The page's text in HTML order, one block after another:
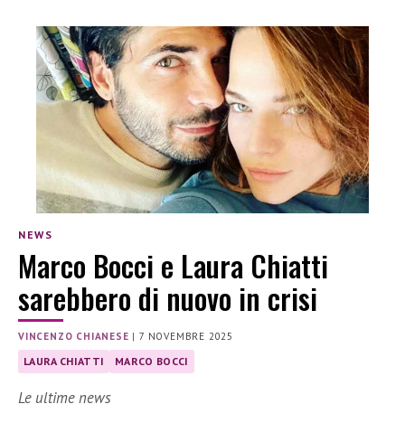
NEWS
Marco Bocci e Laura Chiatti
sarebbero di nuovo in crisi
VINCENZO CHIANESE |7 NOVEMBRE 2025
LAURA CHIATTI MARCO BOCCI
Le ultime news